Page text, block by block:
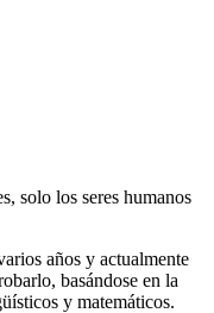
solo los seres humanos
años y actualmente
basándose en la
y matemáticos.